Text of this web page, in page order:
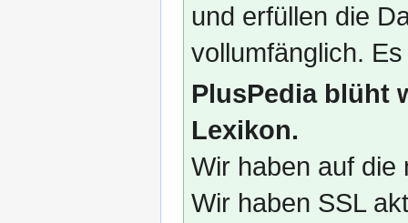
und erfüllen die
vollumfänglich.
PlusPedia blüht
Lexikon.
Wir haben auf die
Wir haben SSL